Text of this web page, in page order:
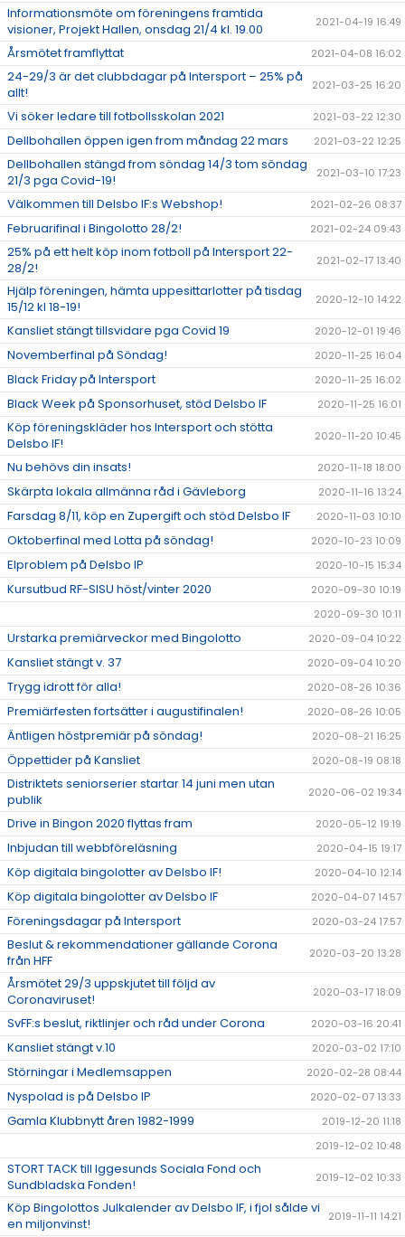
Informationsmöte om föreningens framtida
visioner, Projekt Hallen, onsdag 21/4 kl. 19.00
2021-04-19 16:49
Årsmötet framflyttat 2021-04-08 16:02
24-29/3 är det clubbdagar på Intersport – 25% på
allt!
2021-03-25 16:20
Vi söker ledare till fotbollsskolan 2021 2021-03-22 12:30
Dellbohallen öppen igen from måndag 22 mars 2021-03-22 12:25
Dellbohallen stängd from söndag 14/3 tom söndag
21/3 pga Covid-19!
2021-03-10 17:23
Välkommen till Delsbo IF:s Webshop! 2021-02-26 08:37
Februarifinal i Bingolotto 28/2! 2021-02-24 09:43
25% på ett helt köp inom fotboll på Intersport 22-
28/2!
2021-02-17 13:40
Hjälp föreningen, hämta uppesittarlotter på tisdag
15/12 kl 18-19!
2020-12-10 14:22
Kansliet stängt tillsvidare pga Covid 19 2020-12-01 19:46
Novemberfinal på Söndag! 2020-11-25 16:04
Black Friday på Intersport 2020-11-25 16:02
Black Week på Sponsorhuset, stöd Delsbo IF 2020-11-25 16:01
Köp föreningskläder hos Intersport och stötta
Delsbo IF!
2020-11-20 10:45
Nu behövs din insats! 2020-11-18 18:00
Skärpta lokala allmänna råd i Gävleborg 2020-11-16 13:24
Farsdag 8/11, köp en Zupergift och stöd Delsbo IF 2020-11-03 10:10
Oktoberfinal med Lotta på söndag! 2020-10-23 10:09
Elproblem på Delsbo IP 2020-10-15 15:34
Kursutbud RF-SISU höst/vinter 2020
2020-09-30 10:19
2020-09-30 10:11
Urstarka premiärveckor med Bingolotto 2020-09-04 10:22
Kansliet stängt v. 37 2020-09-04 10:20
Trygg idrott för alla! 2020-08-26 10:36
Premiärfesten fortsätter i augustifinalen! 2020-08-26 10:05
Äntligen höstpremiär på söndag! 2020-08-21 16:25
Öppettider på Kansliet 2020-08-19 08:18
Distriktets seniorserier startar 14 juni men utan
publik
2020-06-02 19:34
Drive in Bingon 2020 flyttas fram 2020-05-12 19:19
Inbjudan till webbföreläsning 2020-04-15 19:17
Köp digitala bingolotter av Delsbo IF! 2020-04-10 12:14
Köp digitala bingolotter av Delsbo IF 2020-04-07 14:57
Föreningsdagar på Intersport 2020-03-24 17:57
Beslut & rekommendationer gällande Corona
från HFF
2020-03-20 13:28
Årsmötet 29/3 uppskjutet till följd av
Coronaviruset!
2020-03-17 18:09
SvFF:s beslut, riktlinjer och råd under Corona 2020-03-16 20:41
Kansliet stängt v.10 2020-03-02 17:10
Störningar i Medlemsappen 2020-02-28 08:44
Nyspolad is på Delsbo IP 2020-02-07 13:33
Gamla Klubbnytt åren 1982-1999
2019-12-20 11:18
2019-12-02 10:48
STORT TACK till Iggesunds Sociala Fond och
Sundbladska Fonden!
2019-12-02 10:33
Köp Bingolottos Julkalender av Delsbo IF, i fjol sålde vi
en miljonvinst!
2019-11-11 14:21